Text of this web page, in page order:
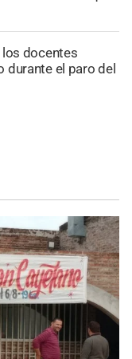
los docentes
durante el paro del